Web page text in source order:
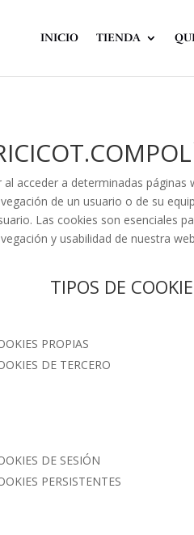
INICIO TIENDA
acceder a determinadas
de un usuario o de su
Las cookies son esenciales
y usabilidad de nuestra
TIPOS DE
PROPIAS
DE TERCERO
DE SESIÓN
PERSISTENTES